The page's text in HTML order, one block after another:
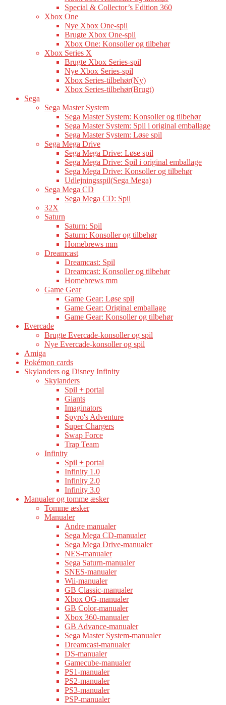
Special & Collector’s Edition 360
Xbox One
Nye Xbox One-spil
Brugte Xbox One-spil
Xbox One: Konsoller og tilbehør
Xbox Series X
Brugte Xbox Series-spil
Nye Xbox Series-spil
Xbox Series-tilbehør(Ny)
Xbox Series-tilbehør(Brugt)
Sega
Sega Master System
Sega Master System: Konsoller og tilbehør
Sega Master System: Spil i original emballage
Sega Master System: Løse spil
Sega Mega Drive
Sega Mega Drive: Løse spil
Sega Mega Drive: Spil i original emballage
Sega Mega Drive: Konsoller og tilbehør
Udlejningsspil(Sega Mega)
Sega Mega CD
Sega Mega CD: Spil
32X
Saturn
Saturn: Spil
Saturn: Konsoller og tilbehør
Homebrews mm
Dreamcast
Dreamcast: Spil
Dreamcast: Konsoller og tilbehør
Homebrews mm
Game Gear
Game Gear: Løse spil
Game Gear: Original emballage
Game Gear: Konsoller og tilbehør
Evercade
Brugte Evercade-konsoller og spil
Nye Evercade-konsoller og spil
Amiga
Pokémon cards
Skylanders og Disney Infinity
Skylanders
Spil + portal
Giants
Imaginators
Spyro's Adventure
Super Chargers
Swap Force
Trap Team
Infinity
Spil + portal
Infinity 1.0
Infinity 2.0
Infinity 3.0
Manualer og tomme æsker
Tomme æsker
Manualer
Andre manualer
Sega Mega CD-manualer
Sega Mega Drive-manualer
NES-manualer
Sega Saturn-manualer
SNES-manualer
Wii-manualer
GB Classic-manualer
Xbox OG-manualer
GB Color-manualer
Xbox 360-manualer
GB Advance-manualer
Sega Master System-manualer
Dreamcast-manualer
DS-manualer
Gamecube-manualer
PS1-manualer
PS2-manualer
PS3-manualer
PSP-manualer